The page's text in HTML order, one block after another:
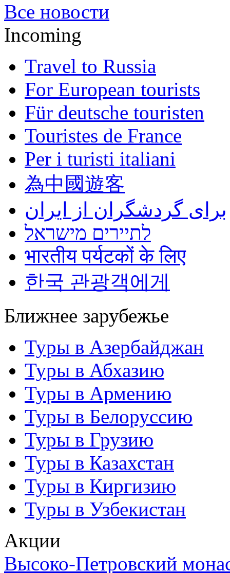
Все новости
Incoming
Travel to Russia
For European tourists
Für deutsche touristen
Touristes de France
Per i turisti italiani
為中國遊客
برای گردشگران از ایران
לתיירים מישראל
भारतीय पर्यटकों के लिए
한국 관광객에게
Ближнее зарубежье
Туры в Азербайджан
Туры в Абхазию
Туры в Армению
Туры в Белоруссию
Туры в Грузию
Туры в Казахстан
Туры в Киргизию
Туры в Узбекистан
Акции
Высоко-Петровский